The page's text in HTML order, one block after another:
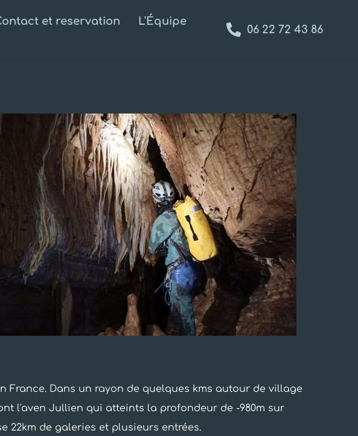
et reservation
L'Équipe
06 22 72 43 86
France. Dans un rayon de quelques kms autour de village
l'aven Jullien qui atteints la profondeur de -980m sur
22km de galeries et plusieurs entrées.